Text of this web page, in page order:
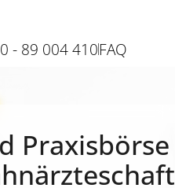
- 89 004 410FAQ